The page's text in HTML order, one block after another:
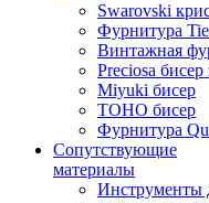
Swarovski
Фурнитура
Винтажная
Preciosa
Miyuki бисер
TOHO бисер
Фурнитура
Сопутствующие
материалы
Инструменты